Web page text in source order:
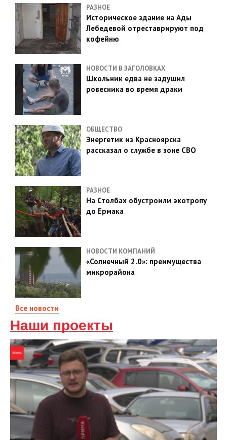
РАЗНОЕ
Историческое здание на Ады
Лебедевой отреставрируют под
кофейню
НОВОСТИ В ЗАГОЛОВКАХ
Школьник едва не задушил
ровесника во время драки
ОБЩЕСТВО
Энергетик из Красноярска
рассказал о службе в зоне СВО
РАЗНОЕ
На Столбах обустроили экотропу
до Ермака
НОВОСТИ КОМПАНИЙ
«Солнечный 2.0»: преимущества
микрорайона
Все новости
Наши проекты